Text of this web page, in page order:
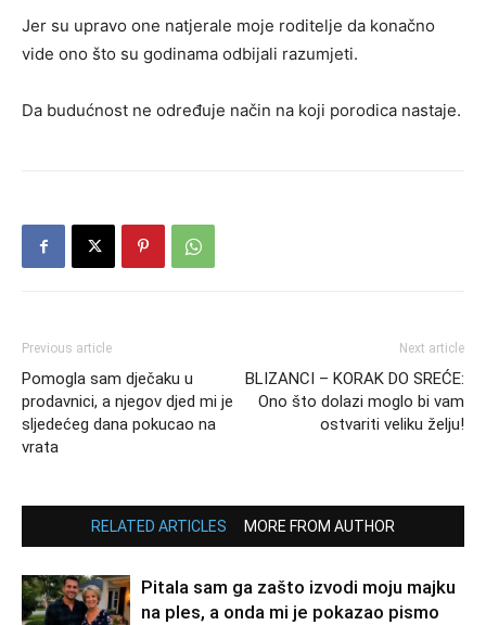
Jer su upravo one natjerale moje roditelje da konačno
vide ono što su godinama odbijali razumjeti.
Da budućnost ne određuje način na koji porodica nastaje.
Previous article
Pomogla sam dječaku u
prodavnici, a njegov djed mi je
sljedećeg dana pokucao na
vrata
Next article
BLIZANCI – KORAK DO SREĆE:
Ono što dolazi moglo bi vam
ostvariti veliku želju!
RELATED ARTICLES MORE FROM AUTHOR
Pitala sam ga zašto izvodi moju majku
na ples, a onda mi je pokazao pismo